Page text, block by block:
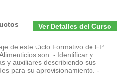
Ver Detalles del Curso
de este Ciclo Formativo de FP
son: - Identificar y
y auxiliares describiendo sus
para su aprovisionamiento. -